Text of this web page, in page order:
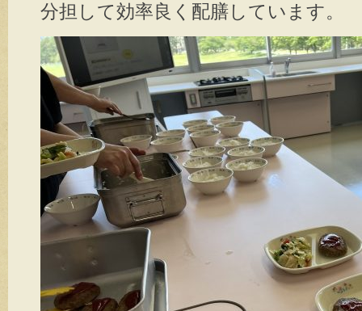
分担して効率良く配膳しています。